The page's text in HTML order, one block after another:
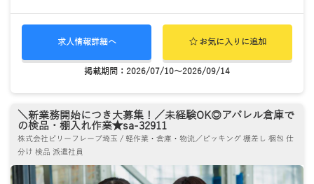
求人情報詳細へ お気に入りに追加
掲載期間：2026/07/10～2026/09/14
＼新業務開始につき大募集！／未経験OK◎アパレル倉庫で
の検品・棚入れ作業★sa-32911
株式会社ビリーフレーブ埼玉 / 軽作業・倉庫・物流／ピッキング 棚差し 梱包 仕
分け 検品 派遣社員